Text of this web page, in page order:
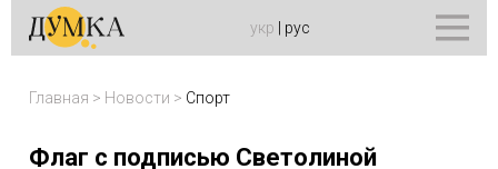
укр рус
Главная > Новости > Спорт
Флаг с подписью Светолиной